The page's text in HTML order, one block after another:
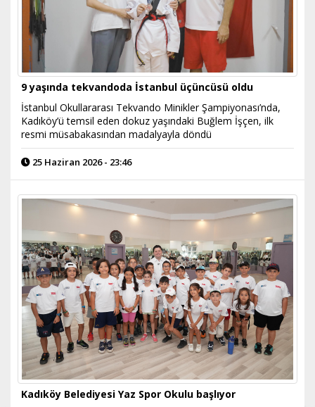
9 yaşında tekvandoda İstanbul üçüncüsü oldu
İstanbul Okullararası Tekvando Minikler Şampiyonası’nda,
Kadıköy’ü temsil eden dokuz yaşındaki Buğlem İşçen, ilk
resmi müsabakasından madalyayla döndü
25 Haziran 2026 - 23:46
Kadıköy Belediyesi Yaz Spor Okulu başlıyor